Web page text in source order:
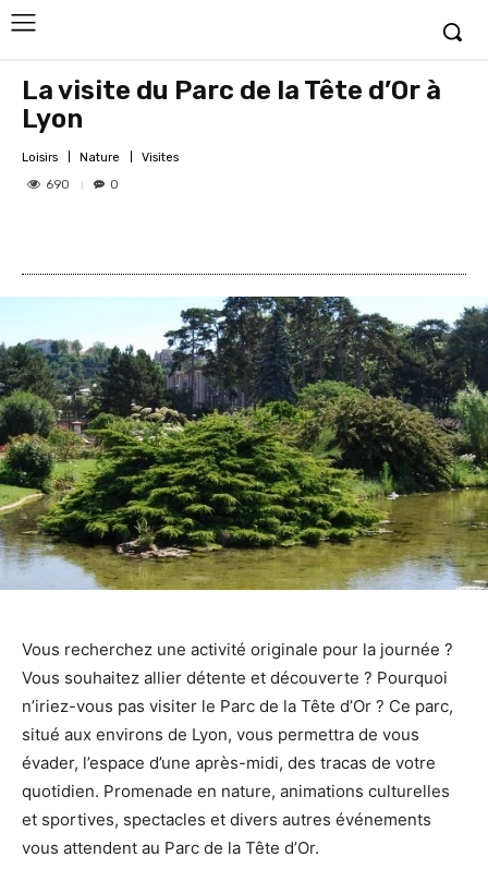
La visite du Parc de la Tête d’Or à
Lyon
Loisirs Nature
Visites
690
0
Vous recherchez une activité originale pour la journée ?
Vous souhaitez allier détente et découverte ? Pourquoi
n’iriez-vous pas visiter le Parc de la Tête d’Or ? Ce parc,
situé aux environs de Lyon, vous permettra de vous
évader, l’espace d’une après-midi, des tracas de votre
quotidien. Promenade en nature, animations culturelles
et sportives, spectacles et divers autres événements
vous attendent au Parc de la Tête d’Or.